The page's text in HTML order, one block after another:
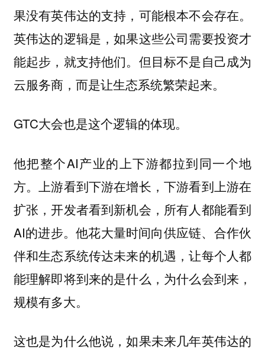
果没有英伟达的支持，可能根本不会存在。
英伟达的逻辑是，如果这些公司需要投资才
能起步，就支持他们。但目标不是自己成为
云服务商，而是让生态系统繁荣起来。
GTC大会也是这个逻辑的体现。
他把整个AI产业的上下游都拉到同一个地
方。上游看到下游在增长，下游看到上游在
扩张，开发者看到新机会，所有人都能看到
AI的进步。他花大量时间向供应链、合作伙
伴和生态系统传达未来的机遇，让每个人都
能理解即将到来的是什么，为什么会到来，
规模有多大。
这也是为什么他说，如果未来几年英伟达的